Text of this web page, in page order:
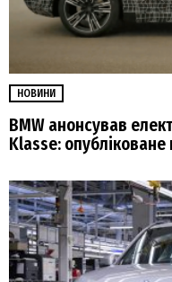
НОВИНИ
BMW анонсував
Klasse: